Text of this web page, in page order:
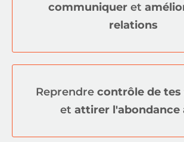
communiquer et
relations
Reprendre contrôle de tes
et attirer l'abondance